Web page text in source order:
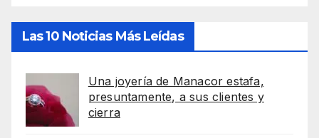
Las 10 Noticias Más Leídas
Una joyería de Manacor estafa,
presuntamente, a sus clientes y
cierra